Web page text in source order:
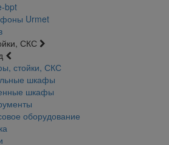
bpt
Urmet
СКС
стойки, СКС
шкафы
шкафы
оборудование